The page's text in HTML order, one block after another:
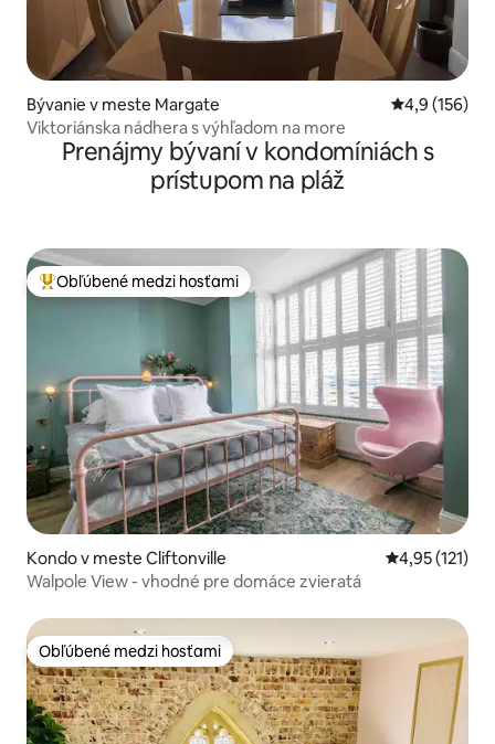
Bývanie v meste Margate Priemerné
4,9 (156)
Viktoriánska nádhera s výhľadom na more
Prenájmy bývaní v kondomíniách s
prístupom na pláž
Najobľúbenejšie medzi hosťami
Obľúbené medzi hosťami
Kondo v meste Cliftonville Priemerné
4,95 (121)
Walpole View - vhodné pre domáce zvieratá
Obľúbené medzi hosťami
Obľúbené medzi hosťami